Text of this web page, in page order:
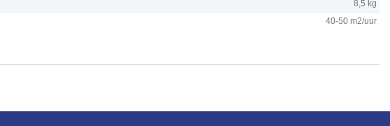
8,5 kg
40-50 m2/uur